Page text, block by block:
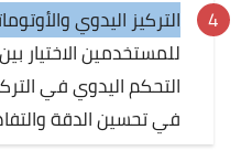
التركيز اليدوي
للمستخدمين الاختيار
في تحسين الدقة